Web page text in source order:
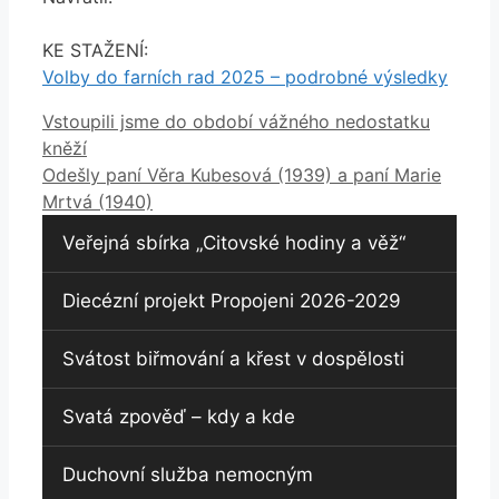
KE STAŽENÍ:
Volby do farních rad 2025 – podrobné výsledky
Vstoupili jsme do období vážného nedostatku
kněží
Odešly paní Věra Kubesová (1939) a paní Marie
Mrtvá (1940)
Veřejná sbírka „Citovské hodiny a věž“
Diecézní projekt Propojeni 2026-2029
Svátost biřmování a křest v dospělosti
Svatá zpověď – kdy a kde
Duchovní služba nemocným